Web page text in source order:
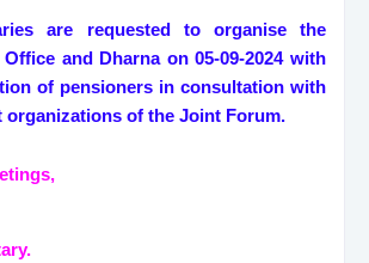
are requested to organise the
and Dharna on 05-09-2024 with
of pensioners in consultation with
organizations of the Joint Forum.